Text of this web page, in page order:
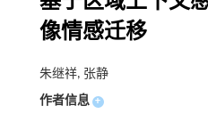
像情感迁移
朱继祥, 张静
作者信息 +